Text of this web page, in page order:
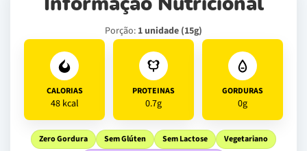
Informação Nutricional
Porção: 1 unidade (15g)
CALORIAS
48 kcal
PROTEINAS
0.7g
GORDURAS
0g
Zero Gordura Sem Glúten Sem Lactose
Vegetariano